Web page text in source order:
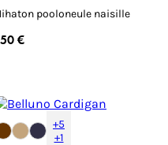
pooloneule naisille
€
+5
+1